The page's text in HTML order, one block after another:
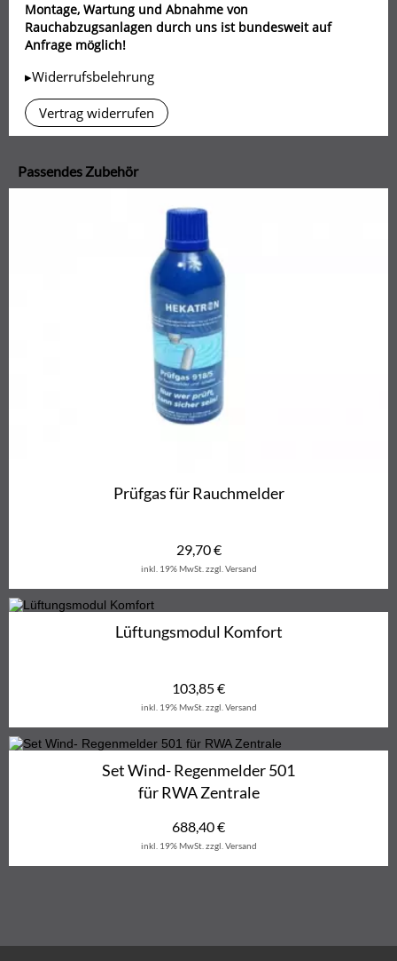
Montage, Wartung und Abnahme von
Rauchabzugsanlagen durch uns ist bundesweit auf
Anfrage möglich!
▸Widerrufsbelehrung
Vertrag widerrufen
Passendes Zubehör
Prüfgas für Rauchmelder
inkl. 19% MwSt. zzgl. Versand
29,70€
Lüftungsmodul Komfort
inkl. 19% MwSt. zzgl. Versand
103,85€
Set Wind- Regenmelder 501
für RWA Zentrale
inkl. 19% MwSt. zzgl. Versand
688,40€